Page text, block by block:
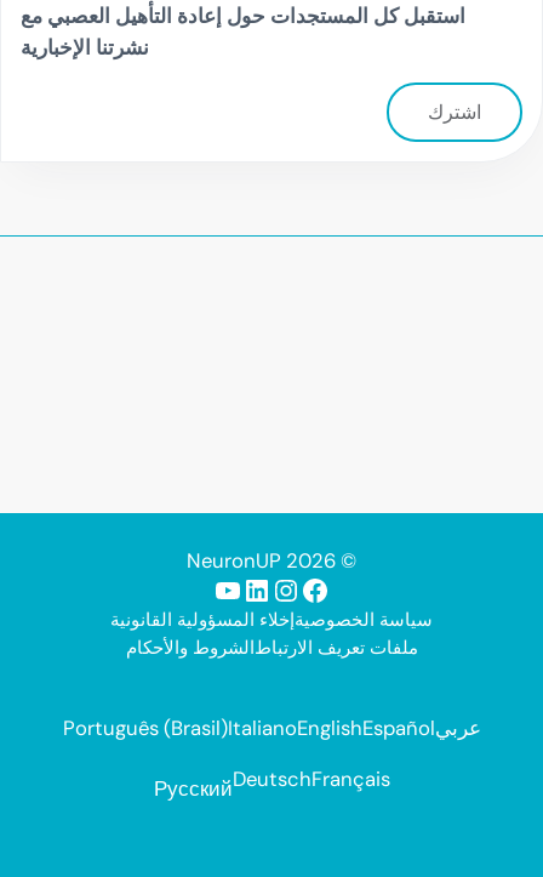
استقبل كل المستجدات حول إعادة التأهيل العصبي مع
نشرتنا الإخبارية
اشترك
© 2026 NeuronUP
فيسبوك
إنستجرام
لينكد إن
يوتيوب
سياسة الخصوصيةإخلاء المسؤولية القانونية
ملفات تعريف الارتباطالشروط والأحكام
عربيEspañol
English
Italiano
Português (Brasil)
Français
Deutsch
Русский